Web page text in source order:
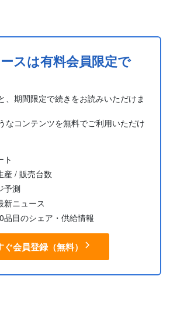
、全幅1,905mm、全高
ルベースは2,755mm。
スは有料会員限定で
、期間限定で続きをお読みいただけま
なコンテンツを無料でご利用いただけ
ト
産 / 販売台数
予測
新ニュース
品目のシェア・供給情報
ぐ会員登録（無料）